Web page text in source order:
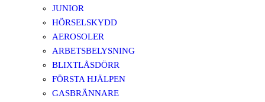
JUNIOR
HÖRSELSKYDD
AEROSOLER
ARBETSBELYSNING
BLIXTLÅSDÖRR
FÖRSTA HJÄLPEN
GASBRÄNNARE